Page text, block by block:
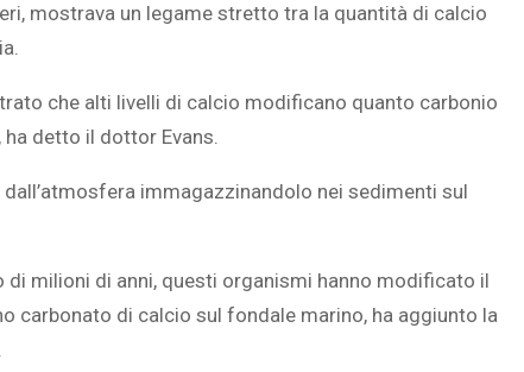
mostrava un legame stretto tra la quantità di calcio
che alti livelli di calcio modificano quanto carbonio
ha detto il dottor Evans.
immagazzinandolo nei sedimenti sul
milioni di anni, questi organismi hanno modificato il
carbonato di calcio sul fondale marino, ha aggiunto la